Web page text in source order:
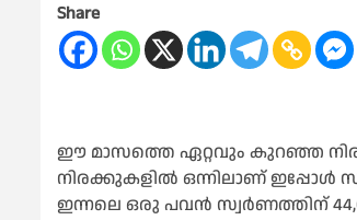
Share
ഈ മാസത്തെ ഏറ്റവും കുറഞ്ഞ
നിരക്കുകളിൽ ഒന്നിലാണ് ഇപ്പോൾ
ഇന്നലെ ഒരു പവൻ സ്വർണത്തിന്